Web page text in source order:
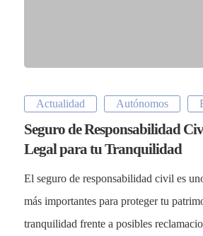
Actualidad Autónomos
Seguro de Responsabilidad
Legal para tu Tranquilidad
El seguro de responsabilidad civil es
más importantes para proteger tu
tranquilidad frente a posibles